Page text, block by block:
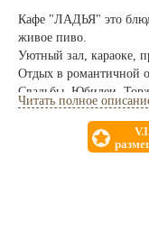
Кафе "ЛАДЬЯ" это
живое пиво.
Уютный зал, караоке,
Отдых в романтичной
Свадьбы, Юбилеи,
Блюда русской кухни и
Читать полное